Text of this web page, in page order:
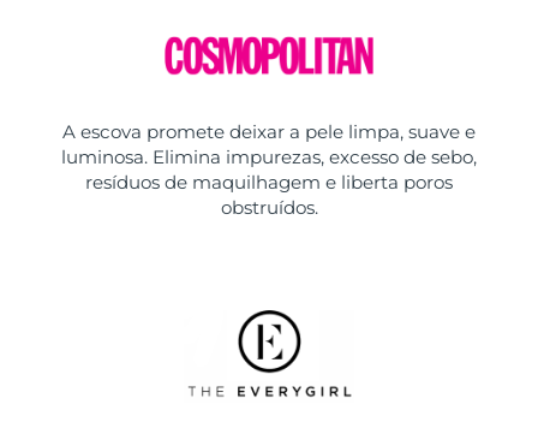
A escova promete deixar a pele limpa, suave e
luminosa. Elimina impurezas, excesso de sebo,
resíduos de maquilhagem e liberta poros
obstruídos.